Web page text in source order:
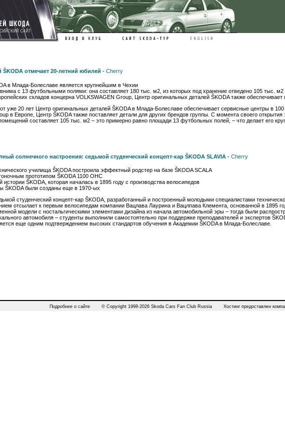
отмечает 20-летний юбилей - Cherry
в Млада-Болеславе является крупнейшим в Чехии
с 13 футбольными полями: она составляет 180 тыс. м2, из которых под хранение отведено 105 тыс. м2
складов концерна VOLKSWAGEN Group, Центр оригинальных деталей ŠKODA также
уже 20 лет Центр оригинальных деталей ŠKODA в Млада-Болеславе обеспечивает сервисные центры в
в Европе, Центр ŠKODA также поставляет детали для других брендов группы. С момента своего
составляет 105 тыс. м2 – это примерно равно площади 13 футбольных полей, – что делает его
солнечного настроения: седьмой студенческий концепт-кар ŠKODA SLAVIA - Cherry
училища ŠKODA построила эффектный родстер на базе ŠKODA SCALA
прототипом ŠKODA 1100 OHC
истории ŠKODA, которая началась в 1895 году с производства велосипедов
ŠKODA были созданы еще в 1970-ых
студенческий концепт-кар ŠKODA, разработанный и построенный молодыми специалистами
отсылает к первым велосипедам компании Вацлава Лаурина и Вацлпава Клемента, основанной в 1895
модели с ностальгическими элементами дизайна из начала автомобильной эры – тогда были
автомобиля – студенты выполнили самостоятельно при поддержке преподавателей и экспертов
еще одним подтверждением высоких стандартов обучения в Академии ŠKODA в Млада-Болеславе.
Подробнее о сайте © Copyright 1998-2026 Skoda Cars Fan Club Russia Хостинг предоставлен